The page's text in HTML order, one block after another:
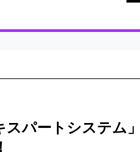
スパートシステム